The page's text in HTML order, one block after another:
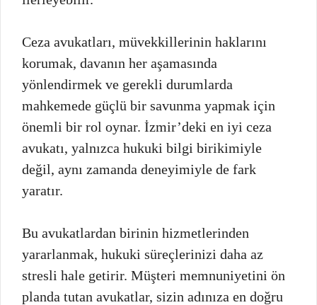
Ceza avukatları, müvekkillerinin haklarını
korumak, davanın her aşamasında
yönlendirmek ve gerekli durumlarda
mahkemede güçlü bir savunma yapmak için
önemli bir rol oynar. İzmir’deki en iyi ceza
avukatı, yalnızca hukuki bilgi birikimiyle
değil, aynı zamanda deneyimiyle de fark
yaratır.
Bu avukatlardan birinin hizmetlerinden
yararlanmak, hukuki süreçlerinizi daha az
stresli hale getirir. Müşteri memnuniyetini ön
planda tutan avukatlar, sizin adınıza en doğru